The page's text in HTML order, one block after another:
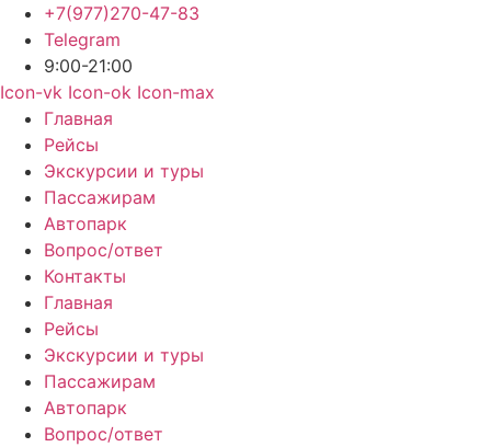
+7(977)270-47-83
Telegram
9:00-21:00
Icon-vk Icon-ok Icon-max
Главная
Рейсы
Экскурсии и туры
Пассажирам
Автопарк
Вопрос/ответ
Контакты
Главная
Рейсы
Экскурсии и туры
Пассажирам
Автопарк
Вопрос/ответ